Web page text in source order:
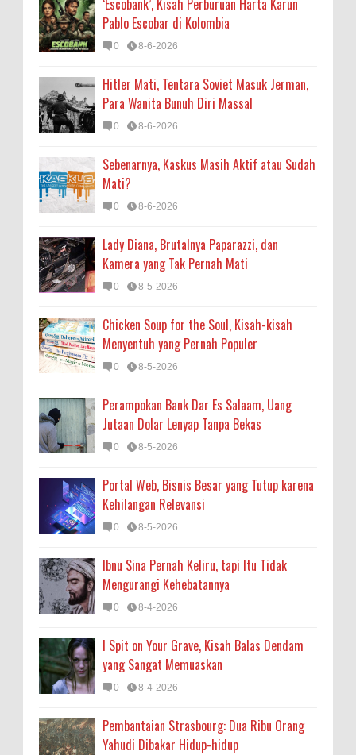
‘Escobank’, Kisah Perburuan Harta Karun
Pablo Escobar di Kolombia
0 8-6-2026
Hitler Mati, Tentara Soviet Masuk Jerman,
Para Wanita Bunuh Diri Massal
0 8-6-2026
Sebenarnya, Kaskus Masih Aktif atau Sudah
Mati?
0 8-6-2026
Lady Diana, Brutalnya Paparazzi, dan
Kamera yang Tak Pernah Mati
0 8-5-2026
Chicken Soup for the Soul, Kisah-kisah
Menyentuh yang Pernah Populer
0 8-5-2026
Perampokan Bank Dar Es Salaam, Uang
Jutaan Dolar Lenyap Tanpa Bekas
0 8-5-2026
Portal Web, Bisnis Besar yang Tutup karena
Kehilangan Relevansi
0 8-5-2026
Ibnu Sina Pernah Keliru, tapi Itu Tidak
Mengurangi Kehebatannya
0 8-4-2026
I Spit on Your Grave, Kisah Balas Dendam
yang Sangat Memuaskan
0 8-4-2026
Pembantaian Strasbourg: Dua Ribu Orang
Yahudi Dibakar Hidup-hidup